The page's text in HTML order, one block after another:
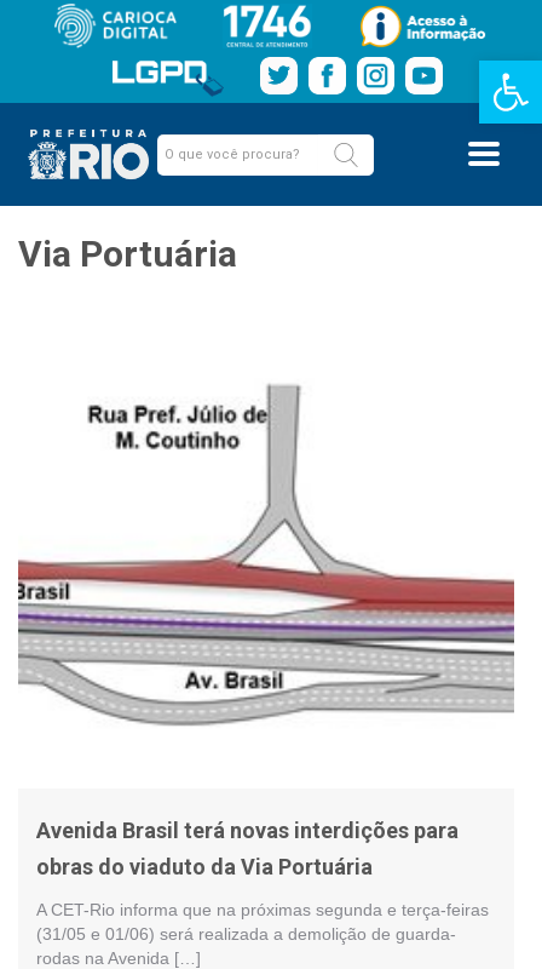
Barra de
Via Portuária
Avenida Brasil terá novas interdições para
obras do viaduto da Via Portuária
A CET-Rio informa que na próximas segunda e terça-feiras
(31/05 e 01/06) será realizada a demolição de guarda-
rodas na Avenida […]